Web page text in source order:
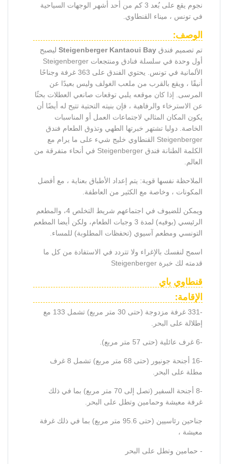
نجوم يقع على بُعد 3 كم من أحد أشهر الوجهات السياحية
في تونس ، ميناء القنطاوي.
الوصف:
تم تصميم فندق Steigenberger Kantaoui Bayليصبح
أول وحدة في سلسلة فنادق ومنتجعات Steigenberger
الألمانية في تونس. يحتوي الفندق على 363 غرفة وجناحًا
أنيقًا ، ويقع بالقرب من ملعب الغولف وليس بعيدًا عن
المرسى. إذا كان موقعه يلبي توقعات صانعي العطلات بحثًا
عن الاسترخاء والرفاهية ، فإن بنيته التحتية تتيح له أيضًا أن
يكون المكان المثالي لاجتماعات العمل أو المناسبات
الخاصة. دوليا تشتهر خبرتها الطهي وتذوق الطعام فندق
Steigenberger القنطاوي خليج شيء على ما يرام مع
الكلمة الطنانة فندق Steigenberger في أنحاء متفرقة من
العالم.
الملاحظة نفسها قوية: يتم إعداد الأطباق بعناية ، مع أفضل
المكونات ، وخاصة مع الكثير من العاطفة.
ويمكن للضيوف في اجتماعهم شريط التخلص 4، والمطعم
الرئيسي (بوفيه) لمدة 3 وجبات الطعام، ولكن أيضا المطعم
التونسي ومطعم آسيوي (تحفظات المطلوبة) للمساء.
اسمح لنفسك بالإغراء ولا تتردد في الاستفادة من كل ما
قدمته لك خبرة Steigenberger
قنطاوي باي
الإقامة:
-331 غرفة مزدوجة (حتى 30 متر مربع) تشمل 133 مع
إطلالة على البحر.
-6 غرف عائلية (حتى 57 متر مربع).
-16 أجنحة جونيور (حتى 68 متر مربع) تشمل 8 غرف
مطلة على البحر.
-8 أجنحة السفير (تصل إلى 70 متر مربع) بما في ذلك
غرفة معيشة وحمامين وتطل على البحر.
جناحين رئاسيين (حتى 95.6 متر مربع) بما في ذلك غرفة
معيشة ،
- حمامين وتطل على البحر